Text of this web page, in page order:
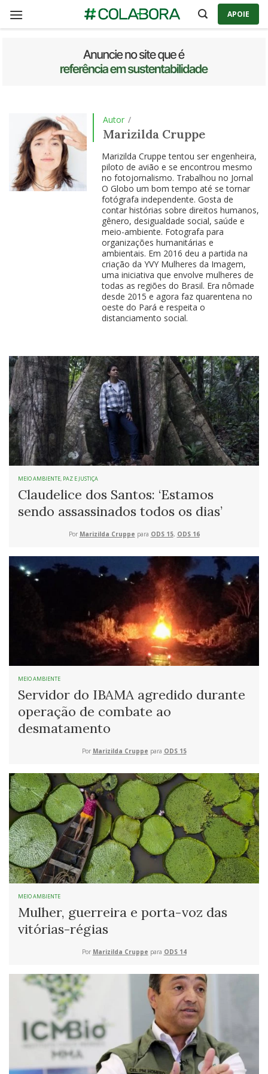
APOIE
Autor /
Marizilda Cruppe
​Marizilda Cruppe tentou ser engenheira,
piloto de avião e se encontrou mesmo
no fotojornalismo. Trabalhou no Jornal
O Globo um bom tempo até se tornar
fotógrafa independente. Gosta de
contar histórias sobre direitos humanos,
gênero, desigualdade social, saúde e
meio-ambiente. Fotografa para
organizações humanitárias e
ambientais. Em 2016 deu a partida na
criação da YVY Mulheres da Imagem,
uma iniciativa que envolve mulheres de
todas as regiões do Brasil. Era nômade
desde 2015 e agora faz quarentena no
oeste do Pará e respeita o
distanciamento social.
MEIO AMBIENTE, PAZ E JUSTIÇA
Claudelice dos Santos: ‘Estamos
sendo assassinados todos os dias’
Por Marizilda Cruppe para ODS 15, ODS 16
MEIO AMBIENTE
Servidor do IBAMA agredido durante
operação de combate ao
desmatamento
Por Marizilda Cruppe para ODS 15
MEIO AMBIENTE
Mulher, guerreira e porta-voz das
vitórias-régias
Por Marizilda Cruppe para ODS 14